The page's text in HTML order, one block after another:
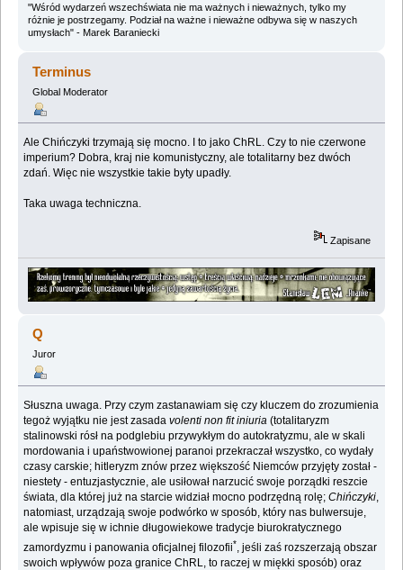
"Wśród wydarzeń wszechświata nie ma ważnych i nieważnych, tylko my
różnie je postrzegamy. Podział na ważne i nieważne odbywa się w naszych
umysłach" - Marek Baraniecki
Terminus
Global Moderator
Ale Chińczyki trzymają się mocno. I to jako ChRL. Czy to nie czerwone
imperium? Dobra, kraj nie komunistyczny, ale totalitarny bez dwóch
zdań. Więc nie wszystkie takie byty upadły.
Taka uwaga techniczna.
Zapisane
Q
Juror
Słuszna uwaga. Przy czym zastanawiam się czy kluczem do zrozumienia
tegoż wyjątku nie jest zasadavolenti non fit iniuria (totalitaryzm
stalinowski rósł na podglebiu przywykłym do autokratyzmu, ale w skali
mordowania i upaństwowionej paranoi przekraczał wszystko, co wydały
czasy carskie; hitleryzm znów przez większość Niemców przyjęty został -
niestety - entuzjastycznie, ale usiłował narzucić swoje porządki reszcie
świata, dla której już na starcie widział mocno podrzędną rolę;Chińczyki
natomiast, urządzają swoje podwórko w sposób, który nas bulwersuje,
ale wpisuje się w ichnie długowiekowe tradycje biurokratycznego
zamordyzmu i panowania oficjalnej filozofii* , jeśli zaś rozszerzają obszar
swoich wpływów poza granice ChRL, to raczej w miękki sposób) oraz